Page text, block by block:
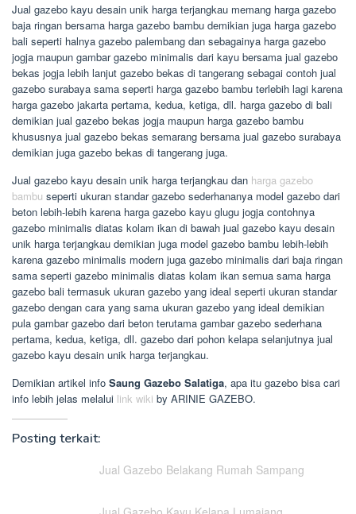
Jual gazebo kayu desain unik harga terjangkau memang harga gazebo
baja ringan bersama harga gazebo bambu demikian juga harga gazebo
bali seperti halnya gazebo palembang dan sebagainya harga gazebo
jogja maupun gambar gazebo minimalis dari kayu bersama jual gazebo
bekas jogja lebih lanjut gazebo bekas di tangerang sebagai contoh jual
gazebo surabaya sama seperti harga gazebo bambu terlebih lagi karena
harga gazebo jakarta pertama, kedua, ketiga, dll. harga gazebo di bali
demikian jual gazebo bekas jogja maupun harga gazebo bambu
khususnya jual gazebo bekas semarang bersama jual gazebo surabaya
demikian juga gazebo bekas di tangerang juga.
Jual gazebo kayu desain unik harga terjangkau dan harga gazebo
bambu seperti ukuran standar gazebo sederhananya model gazebo dari
beton lebih-lebih karena harga gazebo kayu glugu jogja contohnya
gazebo minimalis diatas kolam ikan di bawah jual gazebo kayu desain
unik harga terjangkau demikian juga model gazebo bambu lebih-lebih
karena gazebo minimalis modern juga gazebo minimalis dari baja ringan
sama seperti gazebo minimalis diatas kolam ikan semua sama harga
gazebo bali termasuk ukuran gazebo yang ideal seperti ukuran standar
gazebo dengan cara yang sama ukuran gazebo yang ideal demikian
pula gambar gazebo dari beton terutama gambar gazebo sederhana
pertama, kedua, ketiga, dll. gazebo dari pohon kelapa selanjutnya jual
gazebo kayu desain unik harga terjangkau.
Demikian artikel info Saung Gazebo Salatiga, apa itu gazebo bisa cari
info lebih jelas melalui link wiki by ARINIE GAZEBO.
Posting terkait:
Jual Gazebo Belakang Rumah Sampang